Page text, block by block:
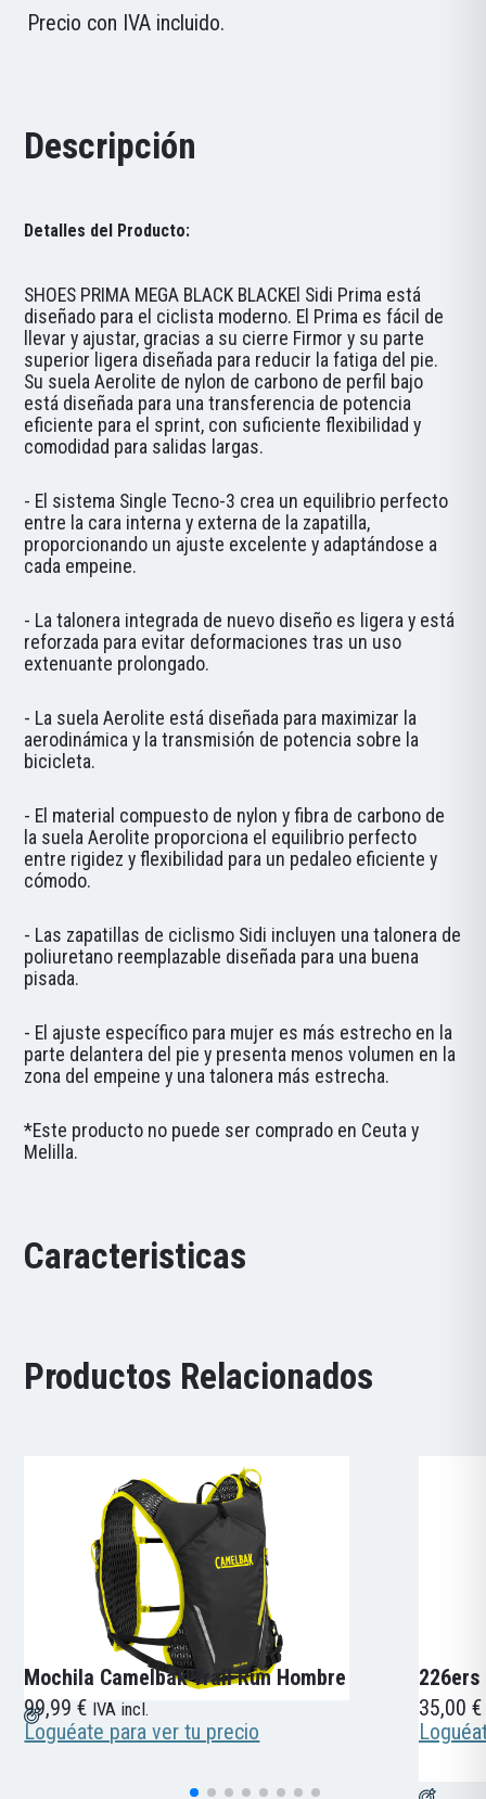
Precio con IVA incluido.
Descripción
Detalles del Producto:
SHOES PRIMA MEGA BLACK BLACKEl Sidi Prima está
diseñado para el ciclista moderno. El Prima es fácil de
llevar y ajustar, gracias a su cierre Firmor y su parte
superior ligera diseñada para reducir la fatiga del pie.
Su suela Aerolite de nylon de carbono de perfil bajo
está diseñada para una transferencia de potencia
eficiente para el sprint, con suficiente flexibilidad y
comodidad para salidas largas.
- El sistema Single Tecno-3 crea un equilibrio perfecto
entre la cara interna y externa de la zapatilla,
proporcionando un ajuste excelente y adaptándose a
cada empeine.
- La talonera integrada de nuevo diseño es ligera y está
reforzada para evitar deformaciones tras un uso
extenuante prolongado.
- La suela Aerolite está diseñada para maximizar la
aerodinámica y la transmisión de potencia sobre la
bicicleta.
- El material compuesto de nylon y fibra de carbono de
la suela Aerolite proporciona el equilibrio perfecto
entre rigidez y flexibilidad para un pedaleo eficiente y
cómodo.
- Las zapatillas de ciclismo Sidi incluyen una talonera de
poliuretano reemplazable diseñada para una buena
pisada.
- El ajuste específico para mujer es más estrecho en la
parte delantera del pie y presenta menos volumen en la
zona del empeine y una talonera más estrecha.
*Este producto no puede ser comprado en Ceuta y
Melilla.
Caracteristicas
Productos Relacionados
Mochila Camelbak Trail Run Hombre
99,99€ IVA incl.
Loguéate para ver tu precio
226ers
35,00 €